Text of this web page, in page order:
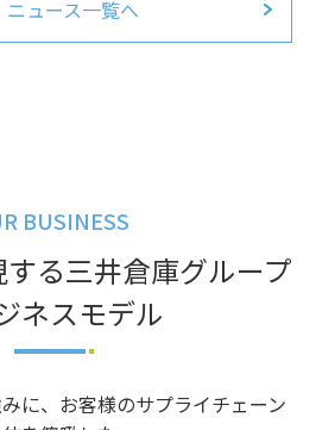
ニュース一覧へ
BUSINESS
る三井倉庫グループ
ネスモデル
に、お客様のサプライチェーン